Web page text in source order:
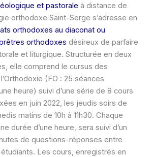
et pastorale à distance de
orthodoxe Saint-Serge s’adresse en
orthodoxes au diaconat ou
orthodoxes désireux de parfaire
et liturgique. Structurée en deux
elle comprend le cursus des
(FO : 25 séances
heure) suivi d’une série de 8 cours
en juin 2022, les jeudis soirs de
matins de 10h à 11h30. Chaque
durée d’une heure, sera suivi d’un
de questions-réponses entre
étudiants. Les cours, enregistrés en